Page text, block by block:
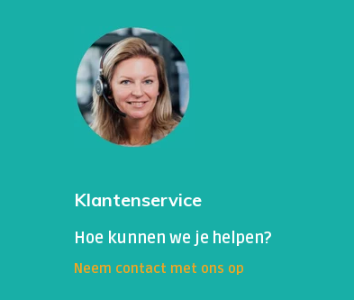
Klantenservice
Hoe kunnen we je helpen?
Neem contact met ons op